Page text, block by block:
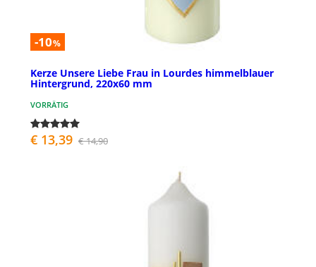
-10%
Kerze Unsere Liebe Frau in Lourdes himmelblauer
Hintergrund, 220x60 mm
VORRÄTIG
€ 13,39 € 14,90